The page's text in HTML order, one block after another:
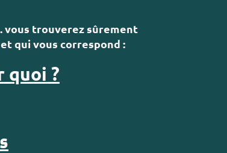
vous trouverez sûrement
qui vous correspond :
quoi ?